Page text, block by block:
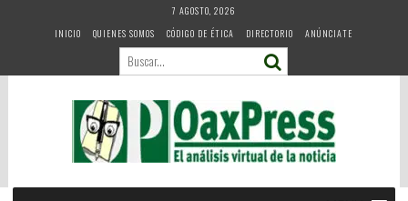
7 AGOSTO, 2026
INICIO
QUIENES SOMOS CÓDIGO DE ÉTICA DIRECTORIO ANÚNCIATE